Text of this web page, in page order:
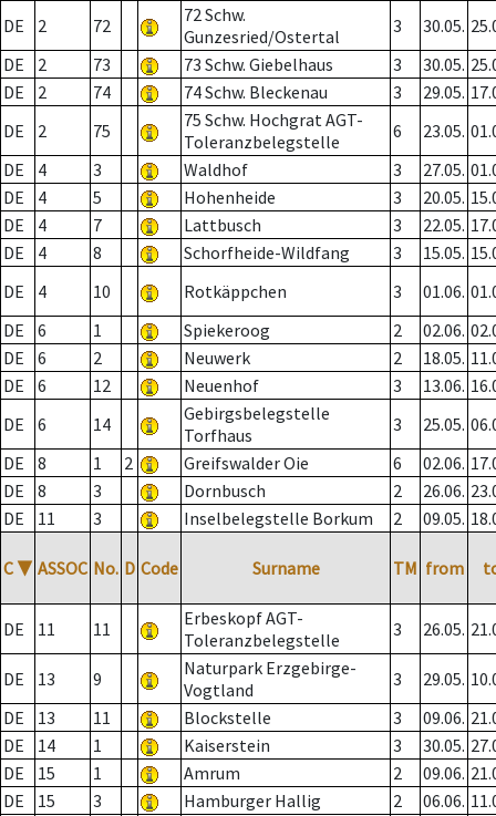
DE 2 72
72 Schw.
Gunzesried/Ostertal
3 30.05.
DE
2 73 73 Schw. Giebelhaus 3 30.05.
DE
2 74 74 Schw. Bleckenau 3 29.05.
DE
2 75
75 Schw. Hochgrat AGT-
Toleranzbelegstelle
6 23.05.
DE
4 3 Waldhof 3 27.05.
DE
4 5 Hohenheide 3 20.05.
DE
4 7 Lattbusch 3 22.05.
DE
4 8 Schorfheide-Wildfang 3 15.05.
DE
4 10 Rotkäppchen 3 01.06.
DE
6 1 Spiekeroog 2 02.06.
DE
6 2 Neuwerk 2 18.05.
DE
6 12 Neuenhof 3 13.06.
DE
6 14
Gebirgsbelegstelle
Torfhaus
3 25.05.
DE
8 1 2 Greifswalder Oie 6 02.06.
DE
8 3 Dornbusch 2 26.06.
DE
11 3 Inselbelegstelle Borkum 2 09.05.
C ▼ ASSOC No. D Code Surname TM from
DE 11 11
Erbeskopf AGT-
Toleranzbelegstelle
3 26.05.
DE 13 9
Naturpark Erzgebirge-
Vogtland
3 29.05.
DE
13 11 Blockstelle 3 09.06.
DE
14 1 Kaiserstein 3 30.05.
DE
15 1 Amrum 2 09.06.
DE
15 3 Hamburger Hallig 2 06.06.